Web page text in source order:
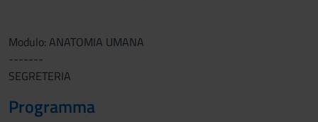
Modulo: ANATOMIA UMANA
-------
SEGRETERIA
Programma